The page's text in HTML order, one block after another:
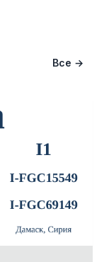
Все →